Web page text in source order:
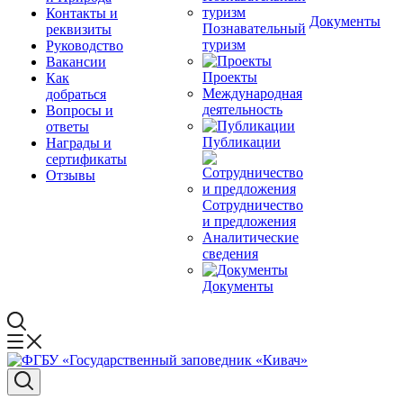
Контакты и
реквизиты
Руководство
Вакансии
Как
добраться
Вопросы и
ответы
Награды и
сертификаты
Отзывы
Познавательный
туризм
Проекты
Международная
деятельность
Публикации
Сотрудничество
и предложения
Аналитические
сведения
Документы
Документы